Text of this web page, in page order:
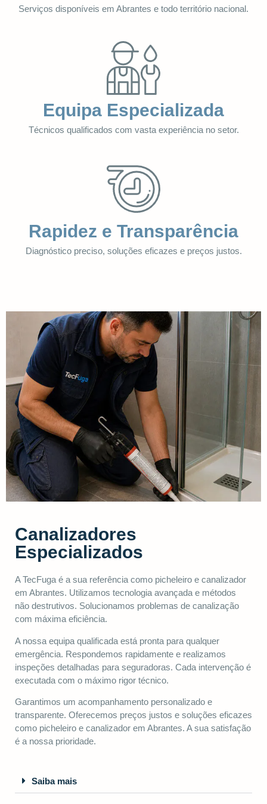
Serviços disponíveis em Abrantes e todo território nacional.
Equipa Especializada
Técnicos qualificados com vasta experiência no setor.
Rapidez e Transparência
Diagnóstico preciso, soluções eficazes e preços justos.
Canalizadores
Especializados
A TecFuga é a sua referência como picheleiro e canalizador
em Abrantes. Utilizamos tecnologia avançada e métodos
não destrutivos. Solucionamos problemas de canalização
com máxima eficiência.
A nossa equipa qualificada está pronta para qualquer
emergência. Respondemos rapidamente e realizamos
inspeções detalhadas para seguradoras. Cada intervenção é
executada com o máximo rigor técnico.
Garantimos um acompanhamento personalizado e
transparente. Oferecemos preços justos e soluções eficazes
como picheleiro e canalizador em Abrantes. A sua satisfação
é a nossa prioridade.
Saiba mais